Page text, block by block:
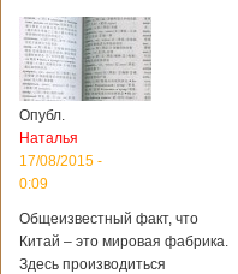
Опубл.
Наталья
17/08/2015 -
0:09
Общеизвестный факт, что
Китай – это мировая фабрика.
Здесь производиться